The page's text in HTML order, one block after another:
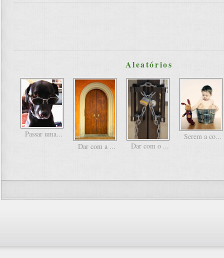
Aleatórios
Passar uma...
Dar com a ...
Dar com o ...
Serem a co...